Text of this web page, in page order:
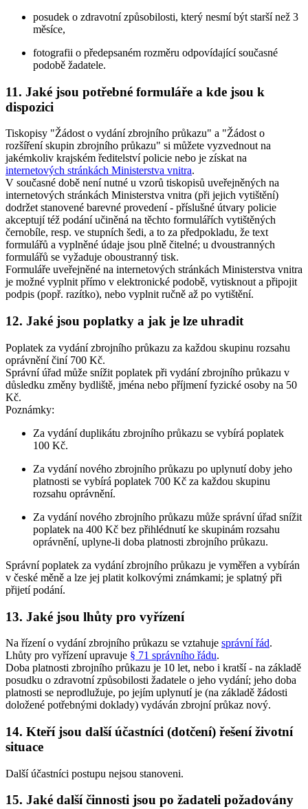
posudek o zdravotní způsobilosti, který nesmí být starší než 3
měsíce,
fotografii o předepsaném rozměru odpovídající současné
podobě žadatele.
11. Jaké jsou potřebné formuláře a kde jsou k
dispozici
Tiskopisy "Žádost o vydání zbrojního průkazu" a "Žádost o
rozšíření skupin zbrojního průkazu" si můžete vyzvednout na
jakémkoliv krajském ředitelství policie nebo je získat na
internetových stránkách Ministerstva vnitra.
V současné době není nutné u vzorů tiskopisů uveřejněných na
internetových stránkách Ministerstva vnitra (při jejich vytištění)
dodržet stanovené barevné provedení - příslušné útvary policie
akceptují též podání učiněná na těchto formulářích vytištěných
černobíle, resp. ve stupních šedi, a to za předpokladu, že text
formulářů a vyplněné údaje jsou plně čitelné; u dvoustranných
formulářů se vyžaduje oboustranný tisk.
Formuláře uveřejněné na internetových stránkách Ministerstva vnitra
je možné vyplnit přímo v elektronické podobě, vytisknout a připojit
podpis (popř. razítko), nebo vyplnit ručně až po vytištění.
12. Jaké jsou poplatky a jak je lze uhradit
Poplatek za vydání zbrojního průkazu za každou skupinu rozsahu
oprávnění činí 700 Kč.
Správní úřad může snížit poplatek při vydání zbrojního průkazu v
důsledku změny bydliště, jména nebo příjmení fyzické osoby na 50
Kč.
Poznámky:
Za vydání duplikátu zbrojního průkazu se vybírá poplatek
100 Kč.
Za vydání nového zbrojního průkazu po uplynutí doby jeho
platnosti se vybírá poplatek 700 Kč za každou skupinu
rozsahu oprávnění.
Za vydání nového zbrojního průkazu může správní úřad snížit
poplatek na 400 Kč bez přihlédnutí ke skupinám rozsahu
oprávnění, uplyne-li doba platnosti zbrojního průkazu.
Správní poplatek za vydání zbrojního průkazu je vyměřen a vybírán
v české měně a lze jej platit kolkovými známkami; je splatný při
přijetí podání.
13. Jaké jsou lhůty pro vyřízení
Na řízení o vydání zbrojního průkazu se vztahuje správní řád.
Lhůty pro vyřízení upravuje § 71 správního řádu.
Doba platnosti zbrojního průkazu je 10 let, nebo i kratší - na základě
posudku o zdravotní způsobilosti žadatele o jeho vydání; jeho doba
platnosti se neprodlužuje, po jejím uplynutí je (na základě žádosti
doložené potřebnými doklady) vydáván zbrojní průkaz nový.
14. Kteří jsou další účastníci (dotčení) řešení životní
situace
Další účastníci postupu nejsou stanoveni.
15. Jaké další činnosti jsou po žadateli požadovány